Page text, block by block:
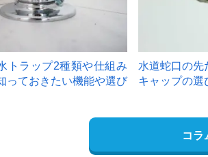
トラップ2種類や仕組み
っておきたい機能や選び
水道蛇口の先
キャップの選
コラ